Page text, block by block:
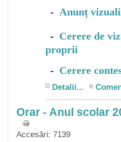
- Anunț
- Cerere de
proprii
- Cerere
Detalii...
Orar - Anul scolar
Accesări: 7139